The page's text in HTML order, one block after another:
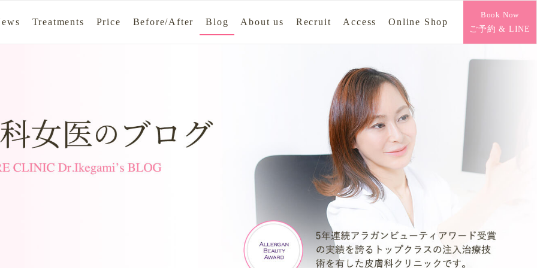
Treatments Price Before/After Blog About us Recruit Access Online Shop
Book Now
ご予約 & LINE